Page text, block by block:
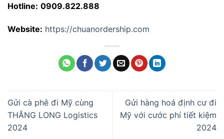
Hotline: 0909.822.888
Website: https://chuanordership.com
Gửi cà phê đi Mỹ cùng
THĂNG LONG Logistics
2024
Gửi hàng hoá định cư đi
Mỹ với cước phí tiết kiệm
2024